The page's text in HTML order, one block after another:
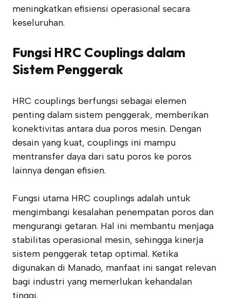
meningkatkan efisiensi operasional secara
keseluruhan.
Fungsi HRC Couplings dalam
Sistem Penggerak
HRC couplings berfungsi sebagai elemen
penting dalam sistem penggerak, memberikan
konektivitas antara dua poros mesin. Dengan
desain yang kuat, couplings ini mampu
mentransfer daya dari satu poros ke poros
lainnya dengan efisien.
Fungsi utama HRC couplings adalah untuk
mengimbangi kesalahan penempatan poros dan
mengurangi getaran. Hal ini membantu menjaga
stabilitas operasional mesin, sehingga kinerja
sistem penggerak tetap optimal. Ketika
digunakan di Manado, manfaat ini sangat relevan
bagi industri yang memerlukan kehandalan
tinggi.